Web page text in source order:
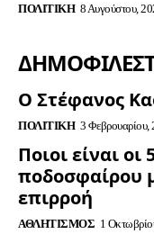
ΠΟΛΙΤΙΚΉ 8 Αυγούστου,
Ο Στέφανος
ΠΟΛΙΤΙΚΉ 3 Φεβρουαρίου,
Ποιοι είναι
ποδοσφαίρου
επιρροή
ΑΘΛΗΤΙΣΜΌΣ 1